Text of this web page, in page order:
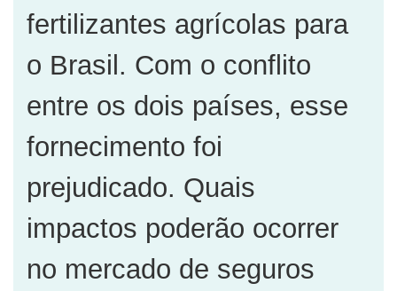
fertilizantes agrícolas para
o Brasil. Com o conflito
entre os dois países, esse
fornecimento foi
prejudicado. Quais
impactos poderão ocorrer
no mercado de seguros